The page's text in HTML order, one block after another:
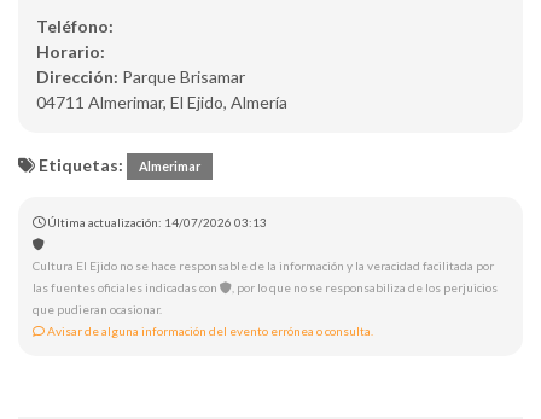
Teléfono:
Horario:
Dirección: Parque Brisamar
04711 Almerimar, El Ejido, Almería
Etiquetas: Almerimar
Última actualización: 14/07/2026 03:13
Cultura El Ejido no se hace responsable de la información y la veracidad facilitada por
las fuentes oficiales indicadas con
, por lo que no se responsabiliza de los perjuicios
que pudieran ocasionar.
Avisar de alguna información del evento errónea o consulta.